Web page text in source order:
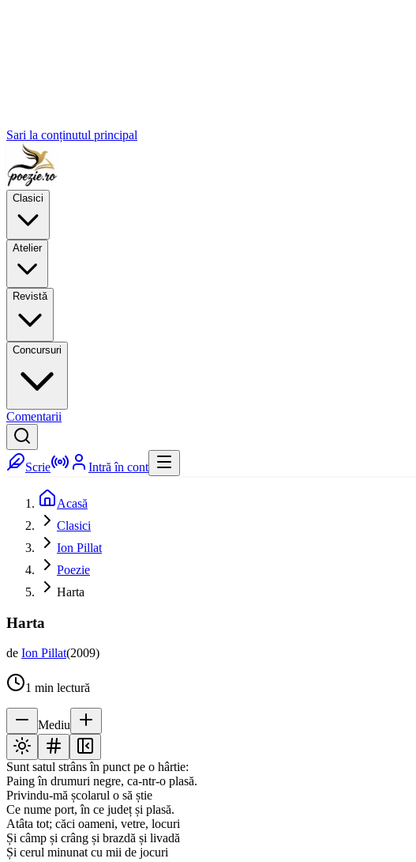
Sari la conținutul principal
Clasici
Atelier
Revistă
Concursuri
Comentarii
Scrie Intră în cont
Acasă
Clasici
Ion Pillat
Poezie
Harta
Harta
de Ion Pillat(2009)
1 min lectură
Mediu
Sunt satul strâns în punct pe o hârtie:
Paing în drumuri negre, ca-ntr-o plasă.
Privindu-mă școlarul o să știe
Ce nume port, în ce județ și plasă.
Atâta tot; căci oameni, vetre, locuri
Și câmp și crâng și brazdă și livadă
Și cerul minunat cu mii de jocuri